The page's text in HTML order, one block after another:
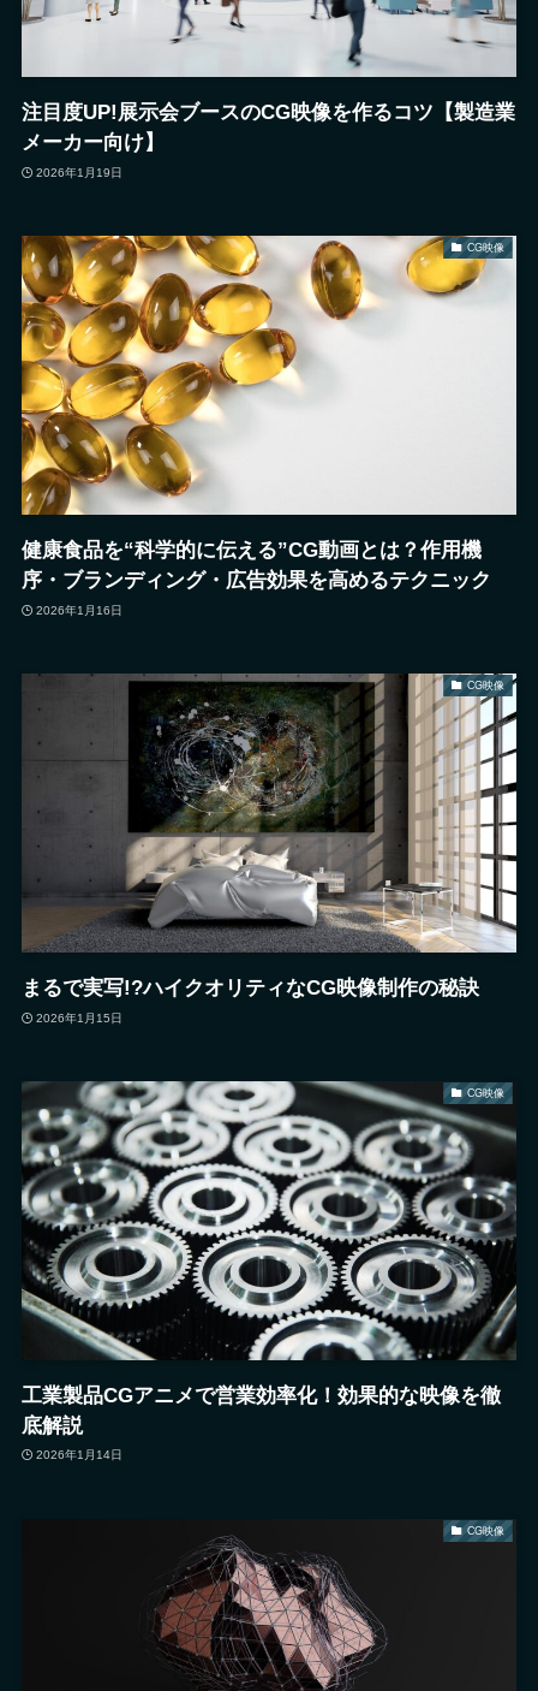
注目度UP!展示会ブースのCG映像を作るコツ【製造業
メーカー向け】
2026年1月19日
CG映像
健康食品を“科学的に伝える”CG動画とは？作用機
序・ブランディング・広告効果を高めるテクニック
2026年1月16日
CG映像
まるで実写!?ハイクオリティなCG映像制作の秘訣
2026年1月15日
CG映像
工業製品CGアニメで営業効率化！効果的な映像を徹
底解説
2026年1月14日
CG映像